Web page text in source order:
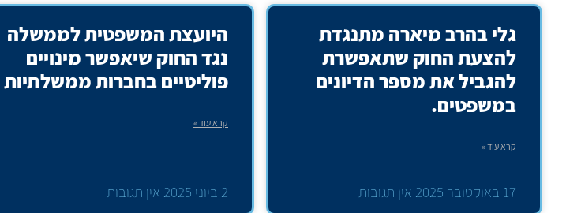
גלי בהרב מיארה מתנגדת
להצעת החוק שתאפשרת
להגביל את מספר הדיונים
במשפטים.
קרא עוד »
17 באוקטובר 2025 אין תגובות
היועצת המשפטית לממשלה
נגד החוק שיאפשר מינויים
פוליטיים בחברות ממשלתיות
קרא עוד »
2 ביוני 2025 אין תגובות